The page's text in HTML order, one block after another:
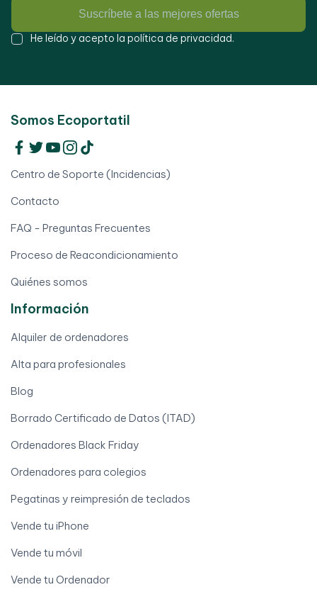
Suscríbete a las mejores ofertas
He leído y acepto la política de privacidad.
Somos Ecoportatil
Centro de Soporte (Incidencias)
Contacto
FAQ - Preguntas Frecuentes
Proceso de Reacondicionamiento
Quiénes somos
Información
Alquiler de ordenadores
Alta para profesionales
Blog
Borrado Certificado de Datos (ITAD)
Ordenadores Black Friday
Ordenadores para colegios
Pegatinas y reimpresión de teclados
Vende tu iPhone
Vende tu móvil
Vende tu Ordenador